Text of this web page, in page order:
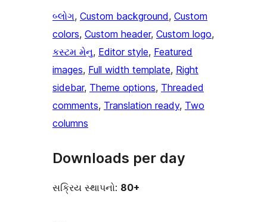
બ્લોગ, Custom background, Custom
colors, Custom header, Custom logo
કસ્ટમ મેનુ, Editor style, Featured
images, Full width template, Right
sidebar, Theme options, Threaded
comments, Translation ready, Two
columns
Downloads per day
સક્રિય સ્થાપનો: 80+